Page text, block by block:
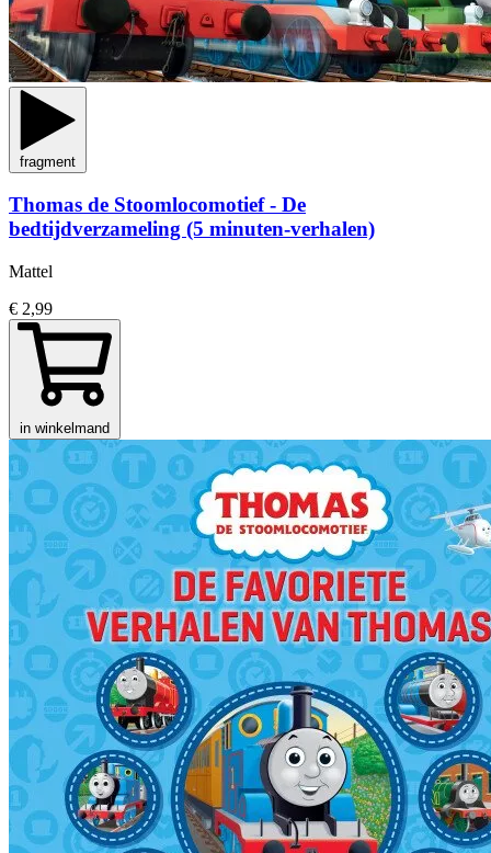
fragment
Thomas de Stoomlocomotief - De
bedtijdverzameling (5 minuten-verhalen)
Mattel
€ 2,99
in winkelmand